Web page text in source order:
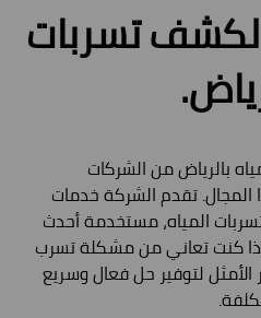
تسربات
بالرياض من الشركات
تقدم الشركة خدمات
المياه، مستخدمة أحدث
كنت تعاني من مشكلة تسرب
الأمثل لتوفير حل فعال وسريع